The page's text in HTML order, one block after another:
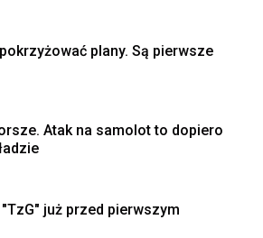
plany. Są pierwsze
Atak na samolot to dopiero
już przed pierwszym